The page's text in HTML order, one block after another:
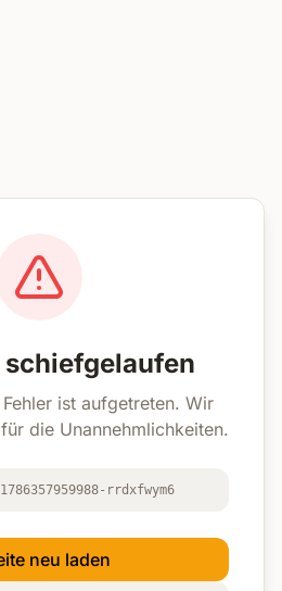
schiefgelaufen
ist aufgetreten. Wir
die Unannehmlichkeiten.
1786357959988-rrdxfwym6
neu laden